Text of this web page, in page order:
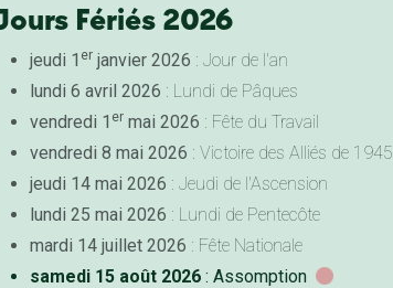
Fériés 2026
jeudi 1 erjanvier 2026 : Jour de l'an
lundi 6 avril 2026 : Lundi de Pâques
vendredi 1 ermai 2026 : Fête du Travail
vendredi 8 mai 2026 : Victoire des Alliés de 1945
jeudi 14 mai 2026 : Jeudi de l'Ascension
lundi 25 mai 2026 : Lundi de Pentecôte
mardi 14 juillet 2026 : Fête Nationale
samedi 15 août 2026: Assomption